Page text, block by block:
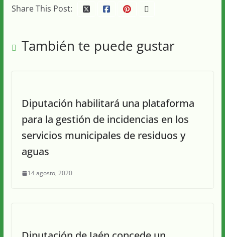
Share This Post:
También te puede gustar
Diputación habilitará una plataforma
para la gestión de incidencias en los
servicios municipales de residuos y
aguas
14 agosto, 2020